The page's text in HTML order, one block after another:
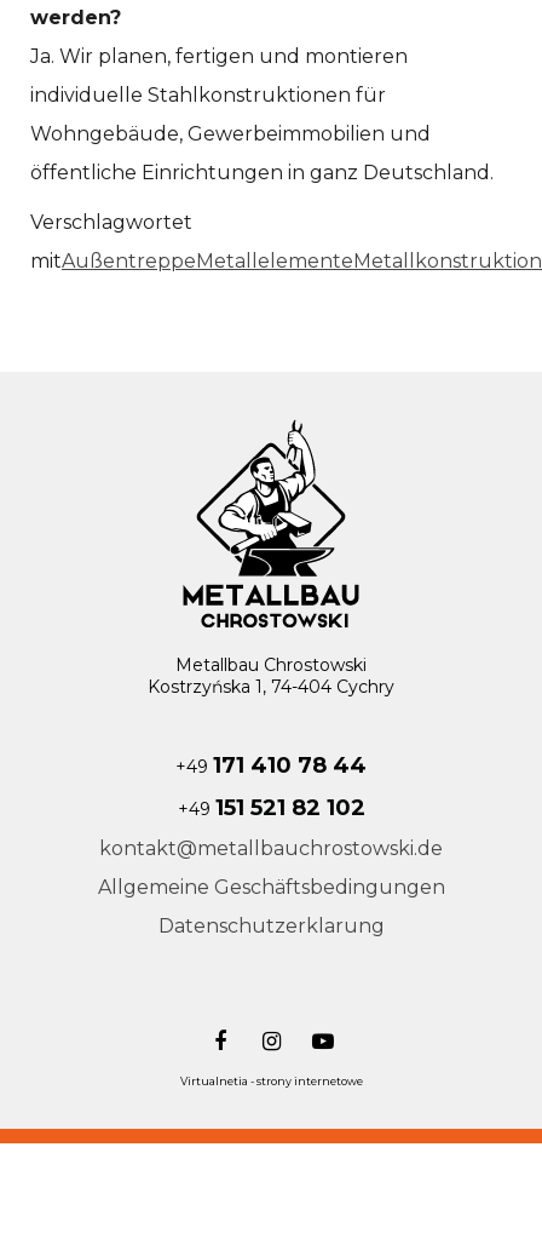
werden?
Ja. Wir planen, fertigen und montieren
individuelle Stahlkonstruktionen für
Wohngebäude, Gewerbeimmobilien und
öffentliche Einrichtungen in ganz Deutschland.
Verschlagwortet
mitAußentreppeMetallelementeMetallkonstruktion
Metallbau Chrostowski
Kostrzyńska 1, 74-404 Cychry
+49 171 410 78 44
+49 151 521 82 102
kontakt@metallbauchrostowski.de
Allgemeine Geschäftsbedingungen
Datenschutzerklarung
Virtualnetia - strony internetowe